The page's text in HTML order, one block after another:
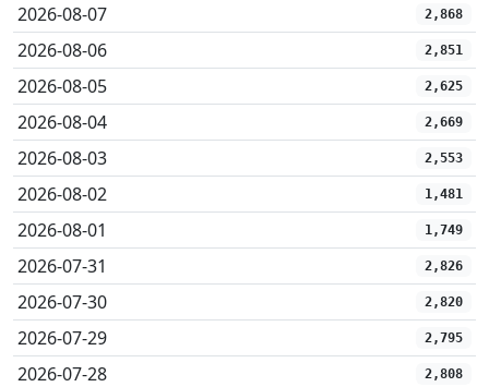
2026-08-07 2,868
2026-08-06 2,851
2026-08-05 2,625
2026-08-04 2,669
2026-08-03 2,553
2026-08-02 1,481
2026-08-01 1,749
2026-07-31 2,826
2026-07-30 2,820
2026-07-29 2,795
2026-07-28 2,808